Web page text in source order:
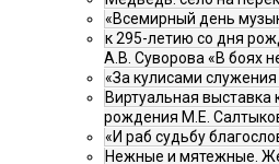
«Всемирный день
к 295-летию со дня
А.В. Суворова «В боях
«За кулисами служения
Виртуальная выставка
рождения М.Е.
«И раб судьбу
Нежные и мятежные.